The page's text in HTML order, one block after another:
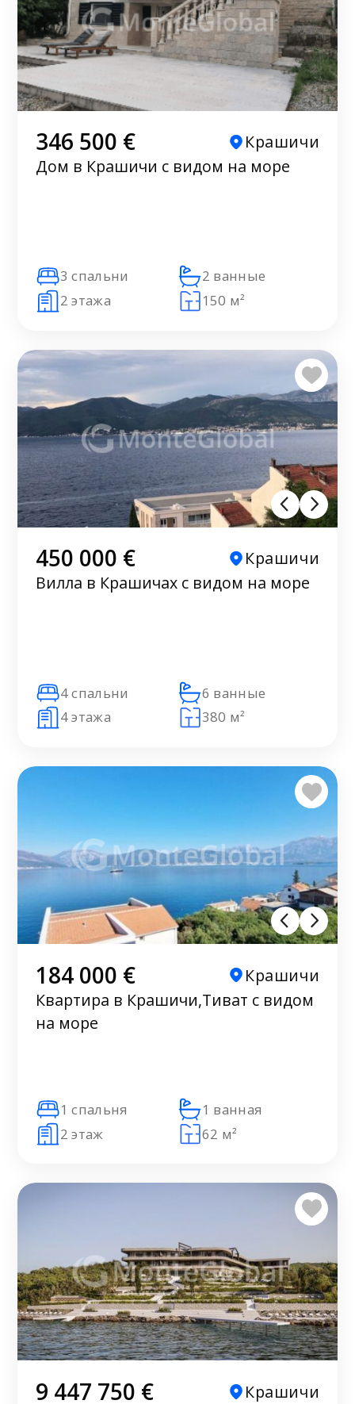
346 500 €
Крашичи
Дом в Крашичи с видом на море
3 спальни
2 ванные
2 этажа
150 м²
450 000 €
Крашичи
Вилла в Крашичах с видом на море
4 спальни
6 ванные
4 этажа
380 м²
184 000 €
Крашичи
Квартира в Крашичи,Тиват с видом
на море
1 спальня
1 ванная
2 этаж
62 м²
9 447 750 €
Крашичи